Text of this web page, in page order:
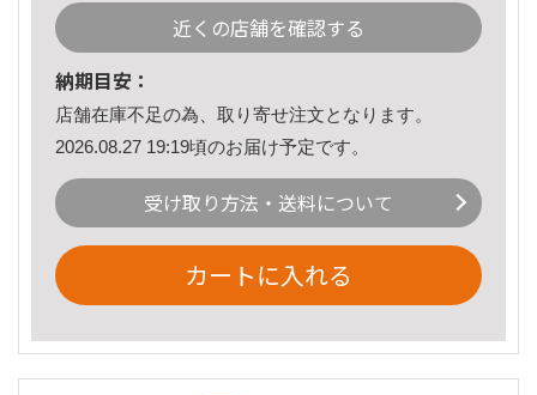
近くの店舗を確認する
納期目安：
店舗在庫不足の為、取り寄せ注文となります。
2026.08.27 19:19頃のお届け予定です。
受け取り方法・送料について
カートに入れる